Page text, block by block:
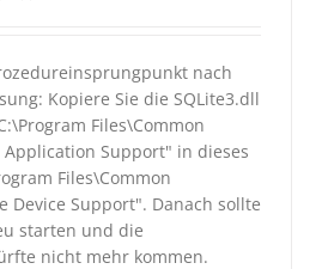
nach
Kopiere Sie die SQLite3.dll
Files\Common
Support" in dieses
Files\Common
Device Support". Danach sollte
starten und die
nicht mehr kommen.